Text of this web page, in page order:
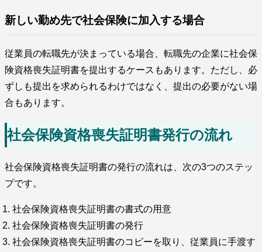
新しい勤め先で社会保険に加入する場合
従業員の転職先が決まっている場合、転職先の企業に社会保
険資格喪失証明書を提出するケースもあります。ただし、必
ずしも提出を求められるわけではなく、提出の必要がない場
合もあります。
社会保険資格喪失証明書発行の流れ
社会保険資格喪失証明書の発行の流れは、次の3つのステッ
プです。
社会保険資格喪失証明書の書式の用意
社会保険資格喪失証明書の発行
社会保険資格喪失証明書のコピーを取り、従業員に手渡す